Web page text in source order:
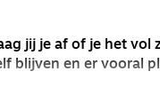
jij je af of je het vol
blijven en er vooral